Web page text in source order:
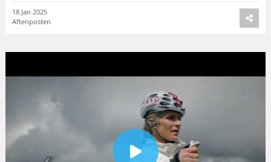
18 Jan 2025
Aftenposten